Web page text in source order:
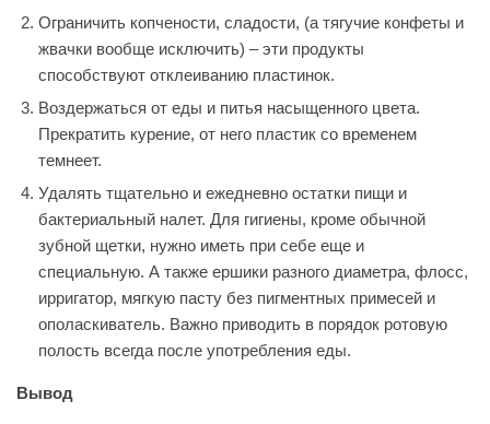
Ограничить копчености, сладости, (а тягучие конфеты и
жвачки вообще исключить) – эти продукты
способствуют отклеиванию пластинок.
Воздержаться от еды и питья насыщенного цвета.
Прекратить курение, от него пластик со временем
темнеет.
Удалять тщательно и ежедневно остатки пищи и
бактериальный налет. Для гигиены, кроме обычной
зубной щетки, нужно иметь при себе еще и
специальную. А также ершики разного диаметра, флосс,
ирригатор, мягкую пасту без пигментных примесей и
ополаскиватель. Важно приводить в порядок ротовую
полость всегда после употребления еды.
Вывод